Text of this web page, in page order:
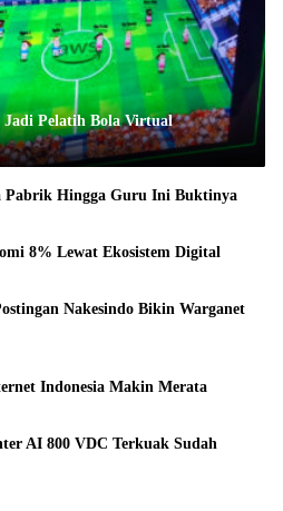
Pelatih Bola Virtual
Pabrik Hingga Guru Ini Buktinya
8% Lewat Ekosistem Digital
Nakesindo Bikin Warganet
Indonesia Makin Merata
AI 800 VDC Terkuak Sudah